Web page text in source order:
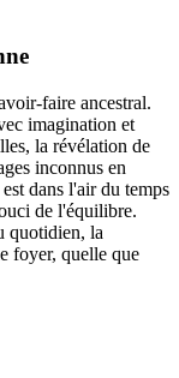
faire ancestral.
imagination et
la révélation de
inconnus en
dans l'air du temps
de l'équilibre.
quotidien, la
foyer, quelle que